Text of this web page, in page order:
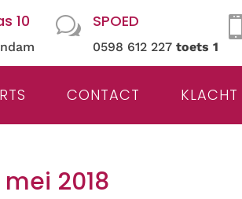
10 w SPOED
0598 612 227toets 1

CONTACT KLACHT
2018